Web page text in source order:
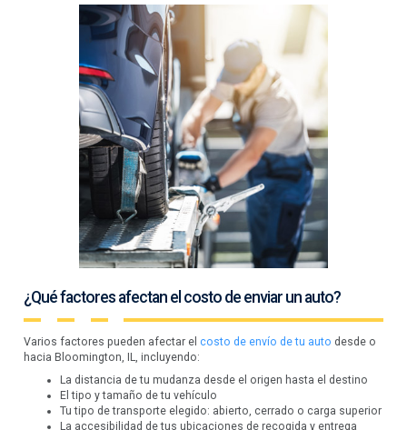
¿Qué factores afectan el costo de enviar un auto?
Varios factores pueden afectar elcosto de envío de tu auto desde o
hacia Bloomington, IL, incluyendo:
La distancia de tu mudanza desde el origen hasta el destino
El tipo y tamaño de tu vehículo
Tu tipo de transporte elegido: abierto, cerrado o carga superior
La accesibilidad de tus ubicaciones de recogida y entrega